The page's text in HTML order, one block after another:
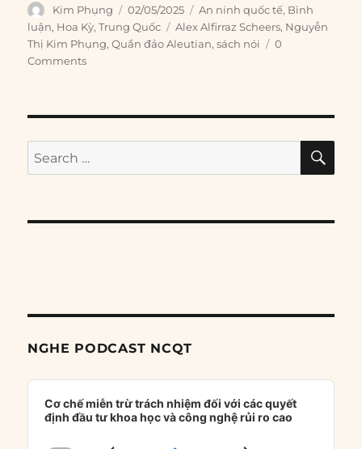
Author
Kim Phụng
Posted
on
02/05/2025 Categories
An ninh quốc tế, Bình
luận, Hoa Kỳ,Trung Quốc Tags
Alex Alfirraz Scheers, Nguyễn
Thị Kim Phụng,Quần đảo Aleutian,sách nói
0
Comments
Search
for:
NGHE PODCAST NCQT
Audio
Player
Cơ chế miễn trừ trách nhiệm đối với các quyết
định đầu tư khoa học và công nghệ rủi ro cao